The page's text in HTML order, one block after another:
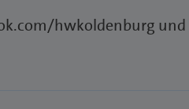
hwkoldenburg und